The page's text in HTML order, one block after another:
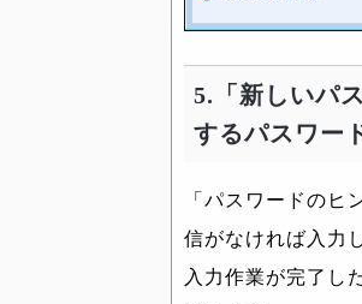
5.「新しいパ
するパスワー
「パスワードのヒ
信がなければ入力
入力作業が完了し